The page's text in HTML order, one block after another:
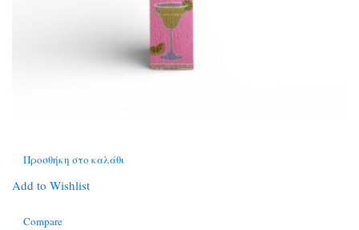
Προσθήκη στο καλάθι
Add to Wishlist
Compare